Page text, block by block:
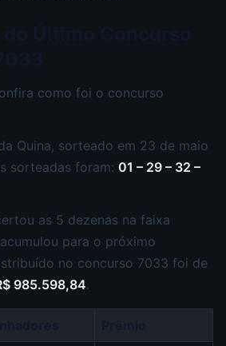
como foi o concurso
Quina, sorteado em 23 de maio
sorteadas foram: 01 – 29 – 32 –
as 5 dezenas na faixa
para o próximo
no concurso 7033 foi de
985.598,84.